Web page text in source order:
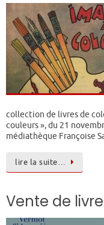
collection de livres de
couleurs », du 21
médiathèque Françoise
lire la suite…
Vente de